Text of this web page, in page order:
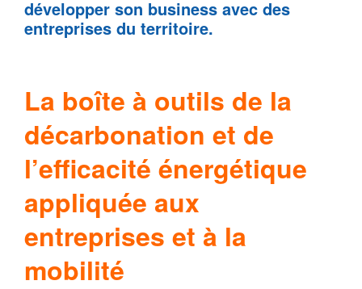
développer son business avec des
entreprises du territoire.
La boîte à outils de la
décarbonation et de
l’efficacité énergétique
appliquée aux
entreprises et à la
mobilité